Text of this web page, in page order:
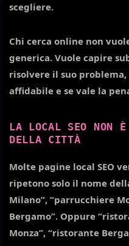
scegliere.
Chi cerca online non
generica. Vuole capire
risolvere il suo problema,
affidabile e se vale la
LA LOCAL SEO NON
DELLA CITTÀ
Molte pagine local SEO
ripetono solo il nome
Milano”, “parrucchiere
Bergamo”. Oppure
Monza”, “ristorante